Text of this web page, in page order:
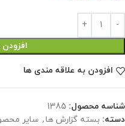
افزودن به علاقه مندی ها
شناسه محصول: 1385
دسته: بسته گزارش ها, سایر